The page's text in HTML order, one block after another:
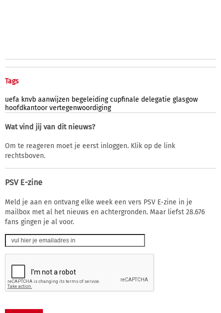
Tags
uefa knvb aanwijzen begeleiding cupfinale delegatie glasgow
hoofdkantoor vertegenwoordiging
Wat vind jij van dit nieuws?
Om te reageren moet je eerst inloggen. Klik op de link
rechtsboven.
PSV E-zine
Meld je aan en ontvang elke week een vers PSV E-zine in je
mailbox met al het nieuws en achtergronden. Maar liefst 28.676
fans gingen je al voor.